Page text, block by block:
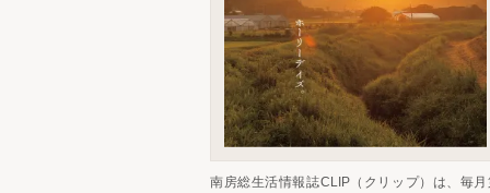
南房総生活情報誌CLIP（クリップ）は、毎月